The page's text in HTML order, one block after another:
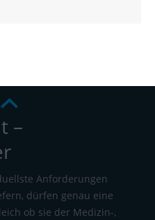
–
Anforderungen
dürfen genau eine
ob sie der Medizin-,